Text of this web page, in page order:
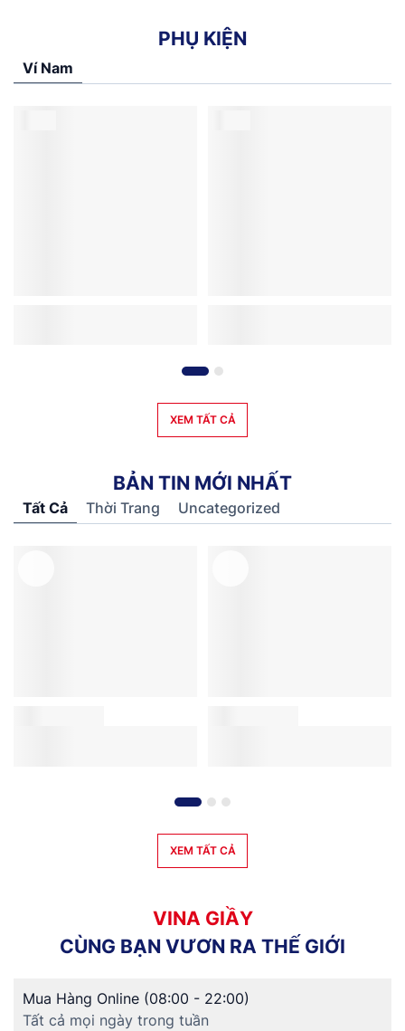
PHỤ KIỆN
Ví Nam
XEM TẤT CẢ
BẢN TIN MỚI NHẤT
Tất Cả Thời Trang Uncategorized
XEM TẤT CẢ
VINA GIẦY
CÙNG BẠN VƯƠN RA THẾ GIỚI
Mua Hàng Online (08:00 - 22:00)
Tất cả mọi ngày trong tuần